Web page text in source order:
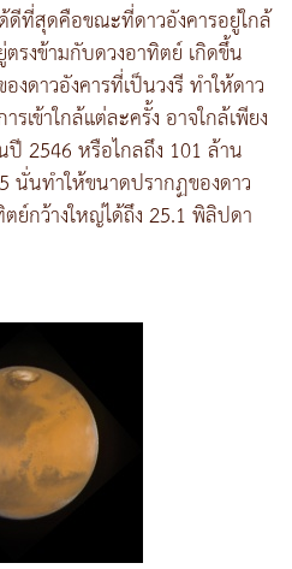
ดีที่สุดคือขณะที่ดาวอังคารอยู่ใกล้
รงข้ามกับดวงอาทิตย์ เกิดขึ้น
งดาวอังคารที่เป็นวงรี ทำให้ดาว
รเข้าใกล้แต่ละครั้ง อาจใกล้เพียง
ปี 2546 หรือไกลถึง 101 ล้าน
นั่นทำให้ขนาดปรากฏของดาว
ย์กว้างใหญ่ได้ถึง 25.1 พิลิปดา